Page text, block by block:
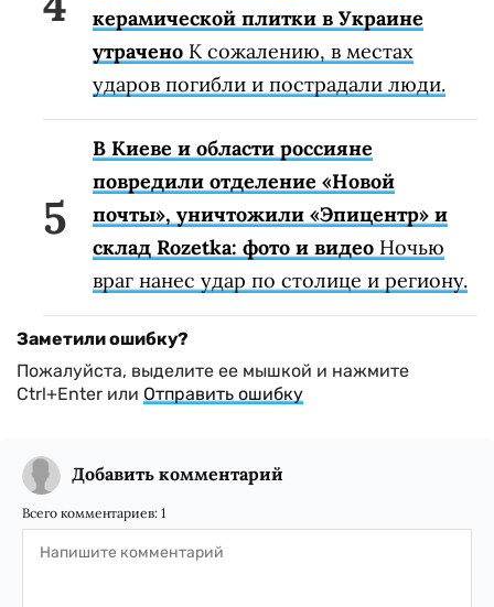
керамической плитки в Украине
утрачено К сожалению, в местах
ударов погибли и пострадали люди.
В Киеве и области россияне
повредили отделение «Новой
почты», уничтожили «Эпицентр» и
склад Rozetka: фото и видео Ночью
враг нанес удар по столице и региону.
Заметили ошибку?
Пожалуйста, выделите ее мышкой и нажмите
Ctrl+Enter или Отправить ошибку
Добавить комментарий
Всего комментариев: 1